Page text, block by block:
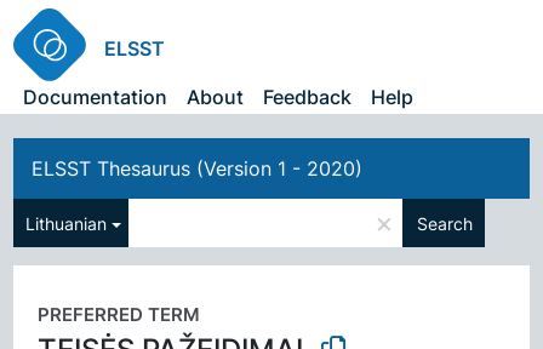
ELSST
Documentation
About Feedback Help
ELSST Thesaurus (Version 1 - 2020)
Lithuanian × Search
PREFERRED TERM